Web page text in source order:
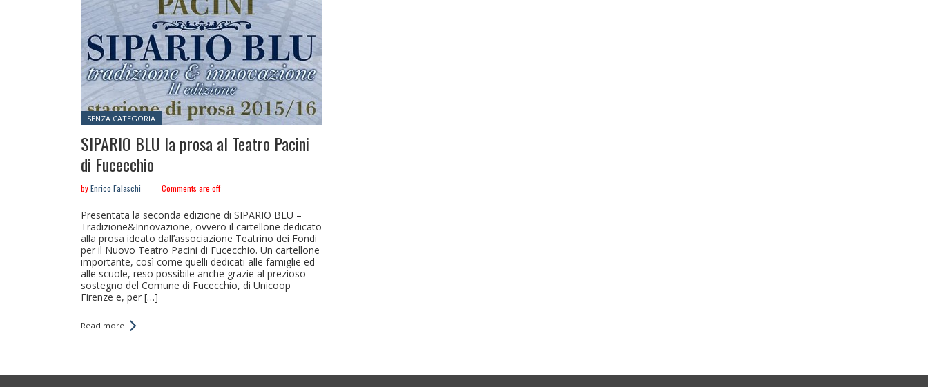
Posted in:
SENZA CATEGORIA
SIPARIO BLU la prosa al Teatro Pacini
di Fucecchio
byEnrico Falaschi Comments are off
Presentata la seconda edizione di SIPARIO BLU –
Tradizione&Innovazione, ovvero il cartellone dedicato
alla prosa ideato dall’associazione Teatrino dei Fondi
per il Nuovo Teatro Pacini di Fucecchio. Un cartellone
importante, così come quelli dedicati alle famiglie ed
alle scuole, reso possibile anche grazie al prezioso
sostegno del Comune di Fucecchio, di Unicoop
Firenze e, per […]
Read more